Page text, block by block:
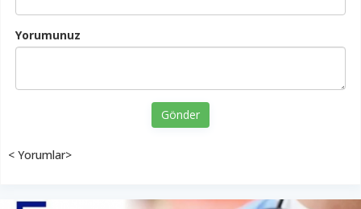
Yorumunuz
Gönder
< Yorumlar>